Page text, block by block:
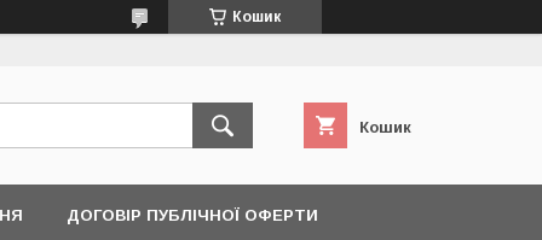
Кошик
Кошик
ДОГОВІР ПУБЛІЧНОЇ ОФЕРТИ